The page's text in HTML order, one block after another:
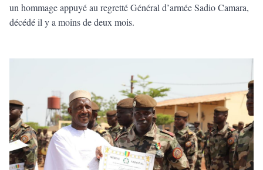
un hommage appuyé au regretté Général d’armée Sadio Camara,
décédé il y a moins de deux mois.